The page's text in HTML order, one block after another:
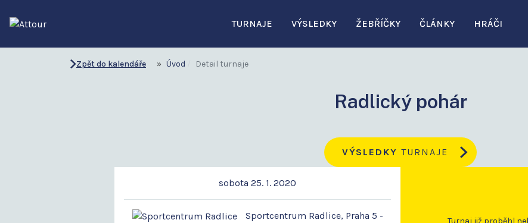
TURNAJE VÝSLEDKY ŽEBŘÍČKY ČLÁNKY HRÁČI
Úvod Detail turnaje
Zpět do kalendáře
Radlický pohár
VÝSLEDKY TURNAJE
sobota 25. 1. 2020
Sportcentrum Radlice, Praha 5 -
Turnaj již proběhl